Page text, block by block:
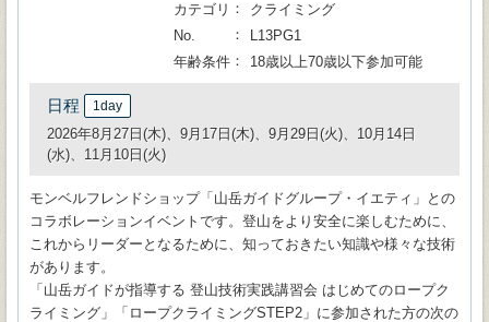
カテゴリ
クライミング
No.
L13PG1
年齢条件
18歳以上70歳以下参加可能
日程 1day
2026年8月27日(木)、9月17日(木)、9月29日(火)、10月14日
(水)、11月10日(火)
モンベルフレンドショップ「山岳ガイドグループ・イエティ」との
コラボレーションイベントです。登山をより安全に楽しむために、
これからリーダーとなるために、知っておきたい知識や様々な技術
があります。
「山岳ガイドが指導する 登山技術実践講習会 はじめてのロープク
ライミング」「ロープクライミングSTEP2」に参加された方の次の